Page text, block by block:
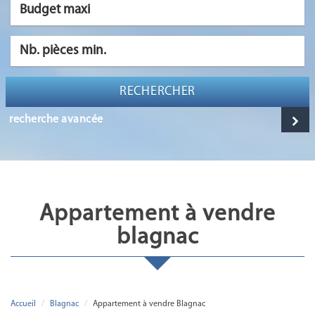
RECHERCHER
recherche avancée
appartement à vendre
blagnac
Accueil Blagnac Appartement à vendre Blagnac